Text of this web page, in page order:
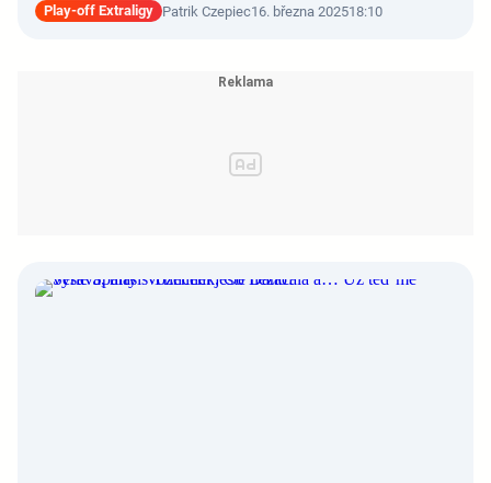
Play-off Extraligy Patrik Czepiec16. března 202518:10